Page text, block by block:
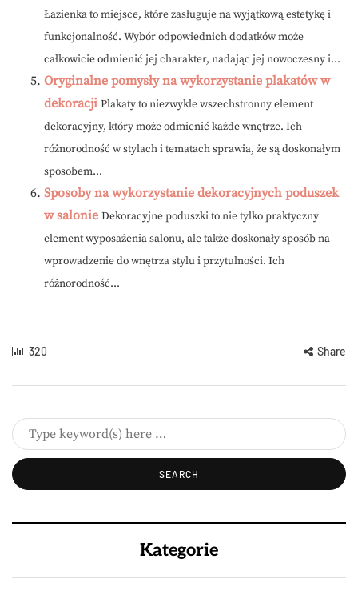
Łazienka to miejsce, które zasługuje na wyjątkową estetykę i
funkcjonalność. Wybór odpowiednich dodatków może
całkowicie odmienić jej charakter, nadając jej nowoczesny i...
Oryginalne pomysły na wykorzystanie plakatów w
dekoracji Plakaty to niezwykle wszechstronny element
dekoracyjny, który może odmienić każde wnętrze. Ich
różnorodność w stylach i tematach sprawia, że są doskonałym
sposobem...
Sposoby na wykorzystanie dekoracyjnych poduszek
w salonie Dekoracyjne poduszki to nie tylko praktyczny
element wyposażenia salonu, ale także doskonały sposób na
wprowadzenie do wnętrza stylu i przytulności. Ich
różnorodność...
320 Share
Kategorie